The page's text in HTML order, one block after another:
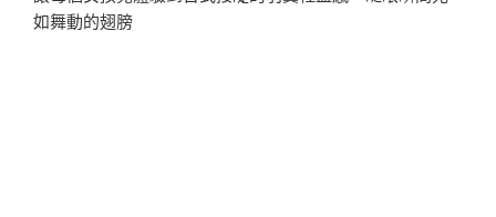
如舞動的翅膀